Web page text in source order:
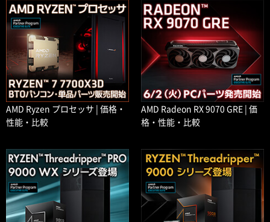
AMD Ryzen プロセッサ | 価格・
性能・比較
AMD Radeon RX 9070 GRE | 価
格・性能・比較